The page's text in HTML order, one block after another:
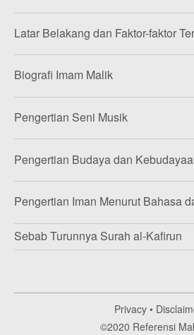
Latar Belakang dan Faktor-faktor
Biografi Imam Malik
Pengertian Seni Musik
Pengertian Budaya dan
Pengertian Iman Menurut Bahasa
Sebab Turunnya Surah al-Kafirun
Privacy•
©2020 Referensi